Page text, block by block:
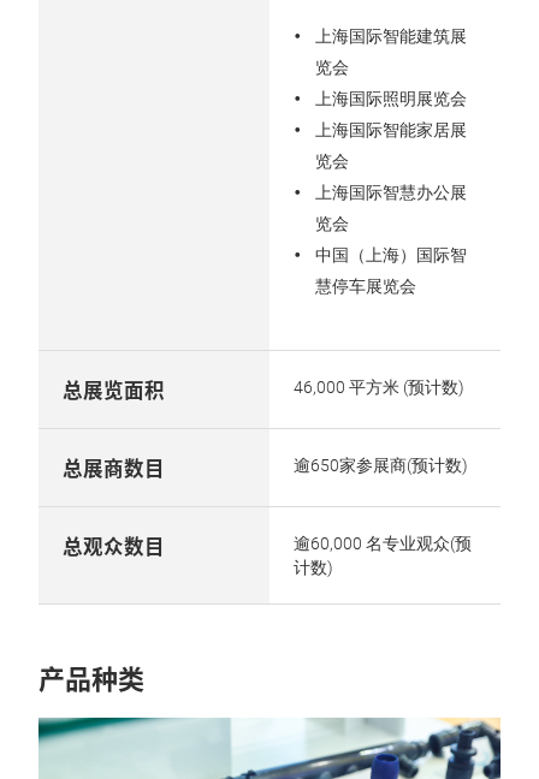
上海国际智能建筑展
览会
上海国际照明展览会
上海国际智能家居展
览会
上海国际智慧办公展
览会
中国（上海）国际智
慧停车展览会
总展览面积 46,000 平方米 (预计数)
总展商数目 逾650家参展商(预计数)
总观众数目
逾60,000 名专业观众(预
计数)
产品种类